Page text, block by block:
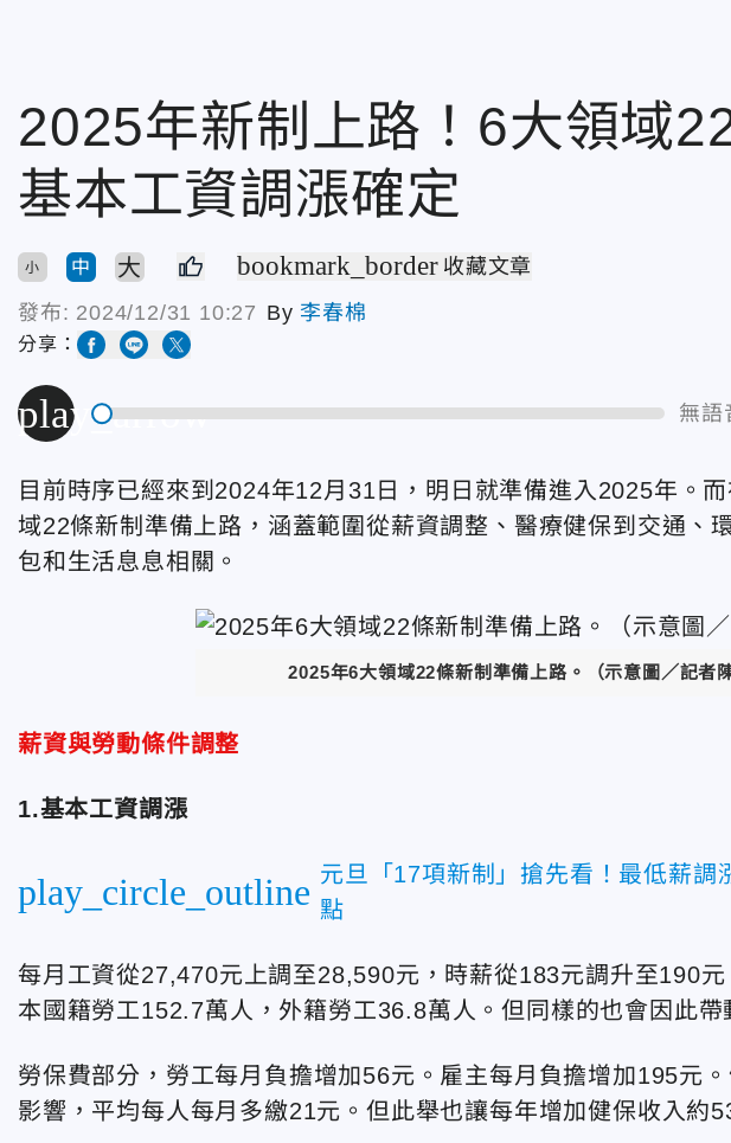
2025年新制上路！6大領域
基本工資調漲確定
小 中 大 bookmark_border 收藏文章
發布: 2024/12/31 10:27 By 李春棉
分享：
play_arrow 無語
目前時序已經來到2024年12月31日，明日就準備進入2025年。
域22條新制準備上路，涵蓋範圍從薪資調整、醫療健保到交通、
包和生活息息相關。
2025年6大領域22條新制準備上路。（示意圖／記者
薪資與勞動條件調整
1.基本工資調漲
play_circle_outline 元旦「17項新制」搶先看！最低薪
點
每月工資從27,470元上調至28,590元，時薪從183元調升至190
本國籍勞工152.7萬人，外籍勞工36.8萬人。但同樣的也會因此帶
勞保費部分，勞工每月負擔增加56元。雇主每月負擔增加195元
影響，平均每人每月多繳21元。但此舉也讓每年增加健保收入約